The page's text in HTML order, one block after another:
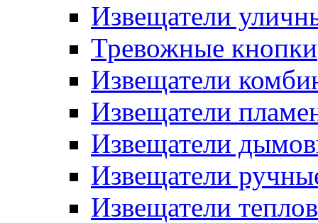
Извещатели
Тревожные кнопки
Извещатели
Извещатели
Извещатели
Извещатели
Извещатели